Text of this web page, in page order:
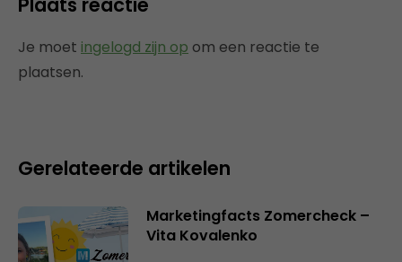
Je moet ingelogd zijn op om een reactie te
plaatsen.
Gerelateerde artikelen
Marketingfacts Zomercheck –
Vita Kovalenko